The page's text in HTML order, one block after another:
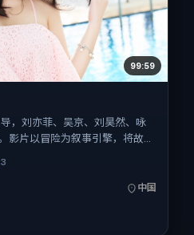
99:59
，刘亦菲、吴京、刘昊然、咏
影片以冒险为叙事引擎，将故事
的现实肌理推进人物抉择与反
陆首映（春季档），片长115分
演的观众。
中国